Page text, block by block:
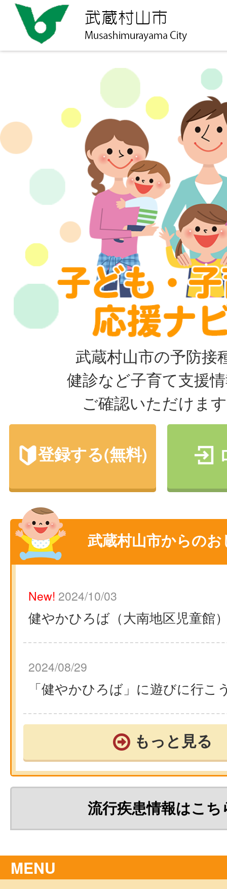
武蔵村山市の予防接
健診など子育て支援
ご確認いただけま
登録する(無料)
武蔵村山市からの
New! 2024/10/03
健やかひろば（大南地区児童館
2024/08/29
「健やかひろば」に遊びに行こ
もっと見る
流行疾患情報はこち
MENU